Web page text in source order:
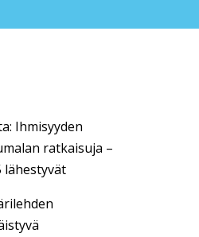
Ihmisyyden
ratkaisuja –
lähestyvät